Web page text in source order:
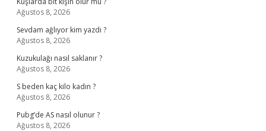
Ağustos 8, 2026
Sevdam ağlıyor kim yazdı ?
Ağustos 8, 2026
Kuzukulağı nasıl saklanır ?
Ağustos 8, 2026
S beden kaç kilo kadın ?
Ağustos 8, 2026
Pubg’de AS nasıl olunur ?
Ağustos 8, 2026